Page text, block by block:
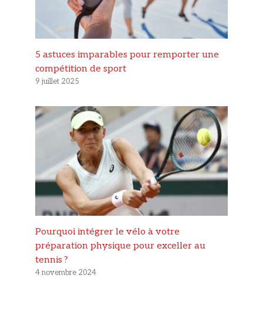
5 astuces imparables pour remporter une
compétition de sport
9 juillet 2025
Pourquoi intégrer le vélo à votre
préparation physique pour exceller au
tennis ?
4 novembre 2024